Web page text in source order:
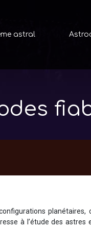
astral
à l’étude des astres